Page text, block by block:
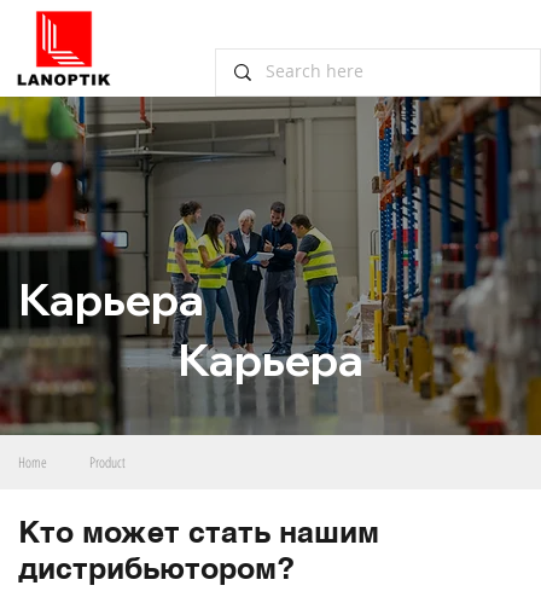
Кто может стать нашим
дистрибьютором?
Карьера
Карьера
Home Product